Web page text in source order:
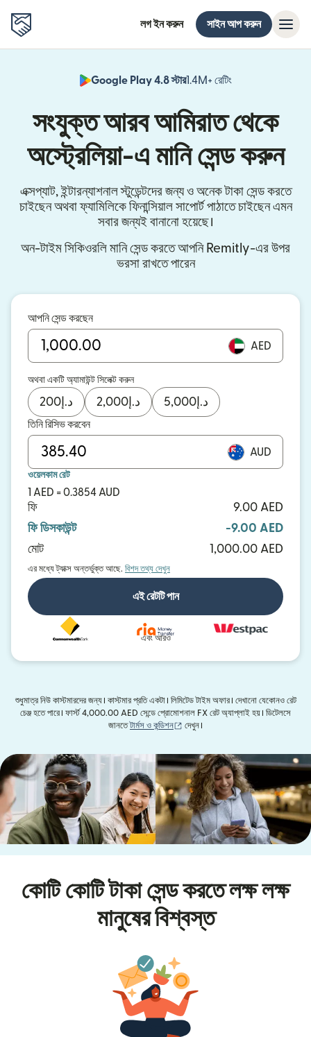
লগ ইন করুন সাইন আপ করুন
Google Play 4.8 স্টার1.4M+ রেটিং
সংযুক্ত আরব আমিরাত থেকে
অস্ট্রেলিয়া-এ মানি সেন্ড করুন
এক্সপ্যাট, ইন্টারন্যাশনাল স্টুডেন্টদের জন্য ও অনেক টাকা সেন্ড করতে
চাইছেন অথবা ফ্যামিলিকে ফিনান্সিয়াল সাপোর্ট পাঠাতে চাইছেন এমন
সবার জন্যই বানানো হয়েছে।
অন-টাইম সিকিওরলি মানি সেন্ড করতে আপনি Remitly-এর উপর
ভরসা রাখতে পারেন
আপনি সেন্ড করছেন
AED
অথবা একটি অ্যামাউন্ট সিলেক্ট করুন
د.إ 200 د.إ 2,000 د.إ 5,000
তিনি রিসিভ করবেন
AUD
ওয়েলকাম রেট
1 AED = 0.3854 AUD
ফি
9.00 AED
ফি ডিসকাউন্ট
-9.00 AED
মোট
1,000.00 AED
এর মধ্যে ট্যাক্স অন্তর্ভুক্ত আছে. বিশদ তথ্য দেখুন
এই রেটটি পান
এবং আরও
শুধুমাত্র নিউ কাস্টমারদের জন্য। কাস্টমার প্রতি একটা। লিমিটেড টাইম অফার। দেখানো যেকোনও রেট
চেঞ্জ হতে পারে। ফার্স্ট 4,000.00 AED সেন্ডে প্রোমোশনাল FX রেট অ্যাপ্লাই হয়। ডিটেলসে
জানতেটার্মস ও কন্ডিশন (নতুন উইন্ডোতে খুলবে)
দেখুন।
কোটি কোটি টাকা সেন্ড করতে লক্ষ লক্ষ
মানুষের বিশ্বস্ত